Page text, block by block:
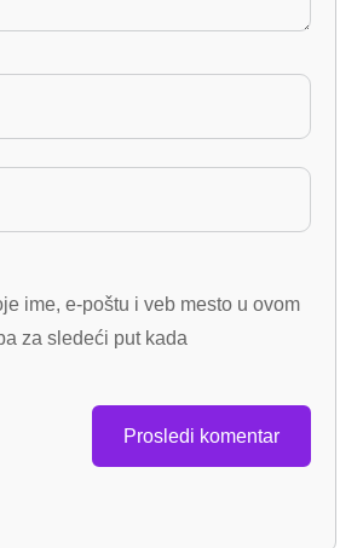
ime, e-poštu i veb mesto u ovom
za sledeći put kada
Prosledi komentar